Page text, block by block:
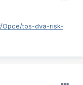
Opce/tos-dva-risk-